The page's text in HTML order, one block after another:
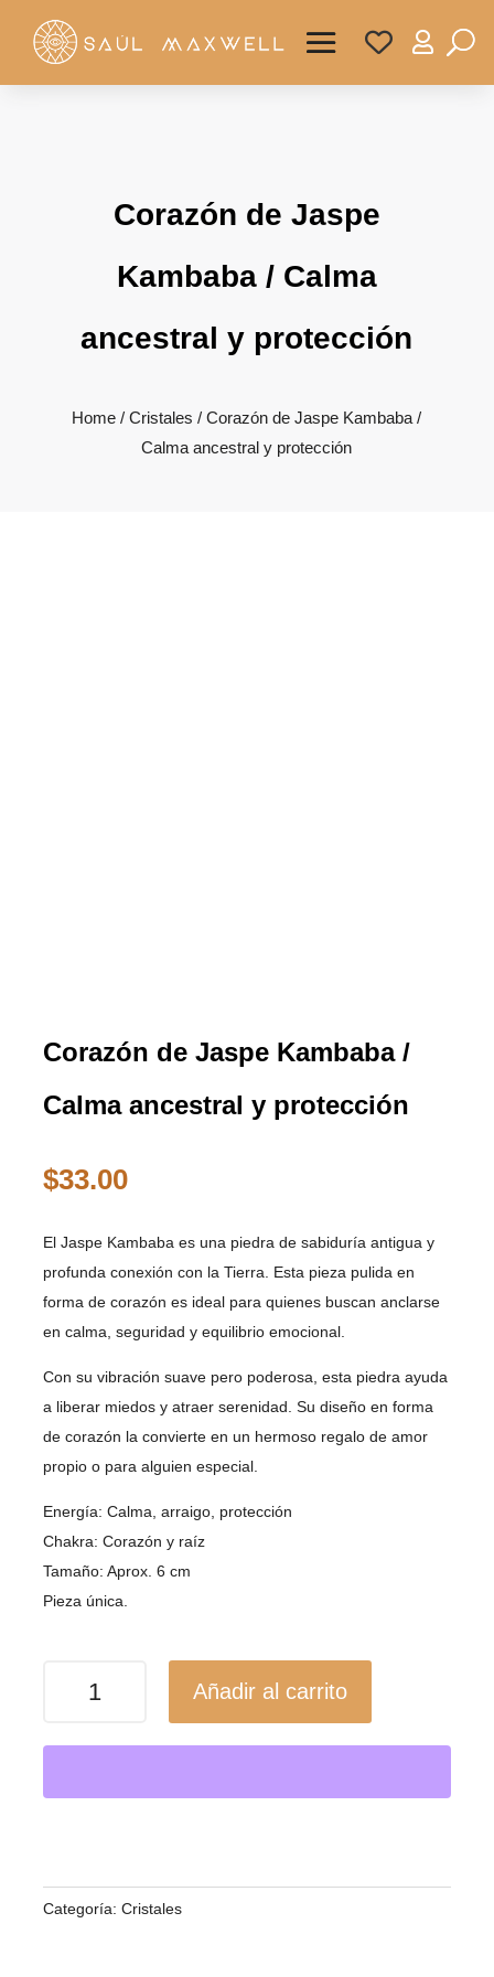

Corazón de Jaspe
Kambaba / Calma
ancestral y protección
Home /Cristales / Corazón de Jaspe Kambaba /
Calma ancestral y protección
Corazón de Jaspe Kambaba /
Calma ancestral y protección
$33.00
El Jaspe Kambaba es una piedra de sabiduría antigua y
profunda conexión con la Tierra. Esta pieza pulida en
forma de corazón es ideal para quienes buscan anclarse
en calma, seguridad y equilibrio emocional.
Con su vibración suave pero poderosa, esta piedra ayuda
a liberar miedos y atraer serenidad. Su diseño en forma
de corazón la convierte en un hermoso regalo de amor
propio o para alguien especial.
Energía: Calma, arraigo, protección
Chakra: Corazón y raíz
Tamaño: Aprox. 6 cm
Pieza única.
/
y
protección
Añadir al carrito
Categoría: Cristales